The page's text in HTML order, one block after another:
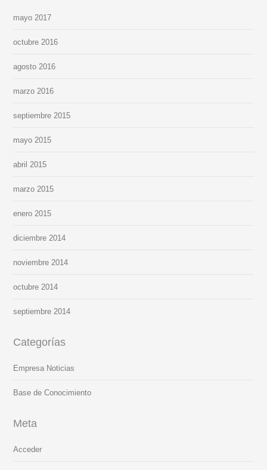
mayo 2017
octubre 2016
agosto 2016
marzo 2016
septiembre 2015
mayo 2015
abril 2015
marzo 2015
enero 2015
diciembre 2014
noviembre 2014
octubre 2014
septiembre 2014
Categorías
Empresa Noticias
Base de Conocimiento
Meta
Acceder